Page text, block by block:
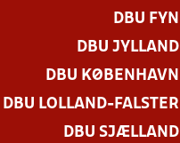
DBU FYN
DBU JYLLAND
DBU KØBENHAVN
DBU LOLLAND-FALSTER
DBU SJÆLLAND